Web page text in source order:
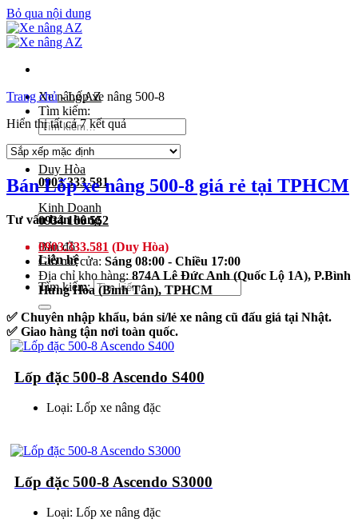
Bỏ qua nội dung
Xe nâng AZ
Tìm kiếm:
Duy Hòa
0903 333 581
Kinh Doanh
0934 166 552
Bản đồ
Liên hệ
Tìm kiếm:
Trang chủ-Lốp xe nâng 500-8
Hiển thị tất cả 7 kết quả
Bán Lốp xe nâng 500-8 giá rẻ tại TPHCM
Tư vấn bán hàng
0903.333.581 (Duy Hòa)
Giờ mở cửa: Sáng 08:00 - Chiều 17:00
Địa chỉ kho hàng: 874A Lê Đức Anh (Quốc Lộ 1A), P.Bình
Hưng Hòa (Bình Tân), TPHCM
✅ Chuyên nhập khẩu, bán sỉ/lẻ xe nâng cũ đấu giá tại Nhật.
✅ Giao hàng tận nơi toàn quốc.
Lốp đặc 500-8 Ascendo S400
Loại: Lốp xe nâng đặc
Lốp đặc 500-8 Ascendo S3000
Loại: Lốp xe nâng đặc